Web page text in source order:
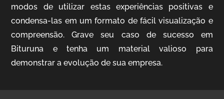
modos de utilizar estas experiências positivas e
condensa-las em um formato de fácil visualização e
compreensão. Grave seu caso de sucesso em
Bituruna e tenha um material valioso para
demonstrar a evolução de sua empresa.